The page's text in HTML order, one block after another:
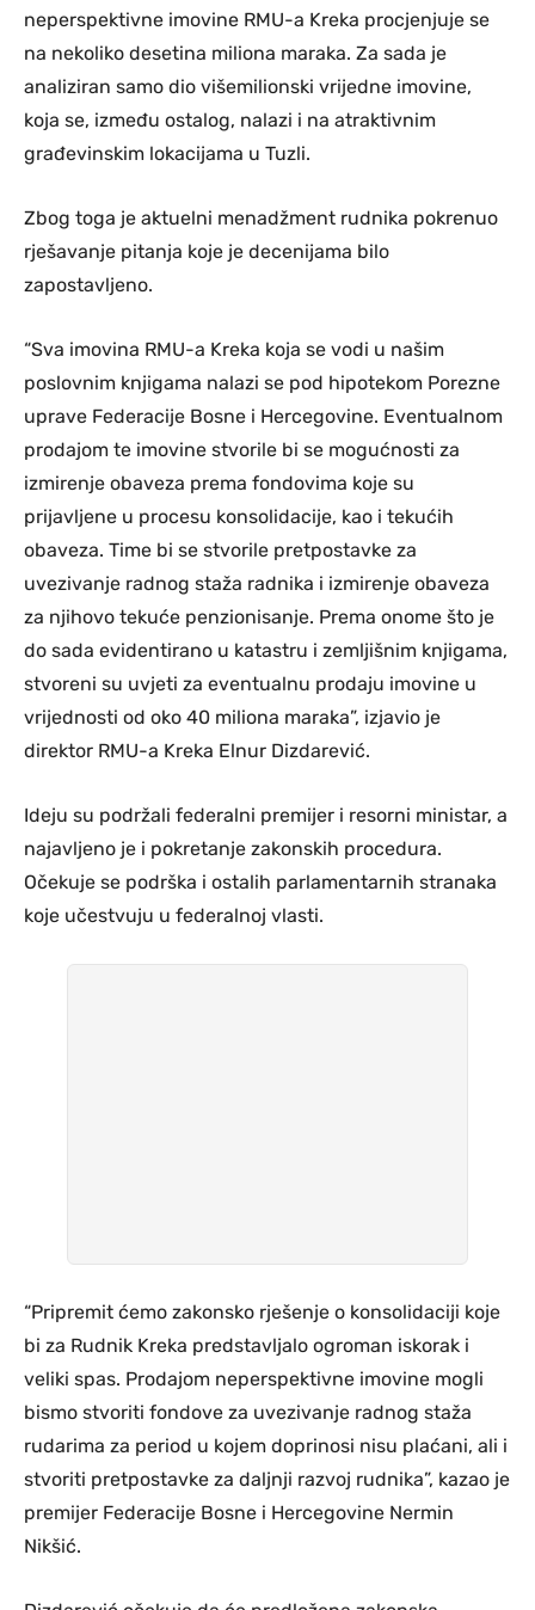
neperspektivne imovine RMU-a Kreka procjenjuje se
na nekoliko desetina miliona maraka. Za sada je
analiziran samo dio višemilionski vrijedne imovine,
koja se, između ostalog, nalazi i na atraktivnim
građevinskim lokacijama u Tuzli.
Zbog toga je aktuelni menadžment rudnika pokrenuo
rješavanje pitanja koje je decenijama bilo
zapostavljeno.
“Sva imovina RMU-a Kreka koja se vodi u našim
poslovnim knjigama nalazi se pod hipotekom Porezne
uprave Federacije Bosne i Hercegovine. Eventualnom
prodajom te imovine stvorile bi se mogućnosti za
izmirenje obaveza prema fondovima koje su
prijavljene u procesu konsolidacije, kao i tekućih
obaveza. Time bi se stvorile pretpostavke za
uvezivanje radnog staža radnika i izmirenje obaveza
za njihovo tekuće penzionisanje. Prema onome što je
do sada evidentirano u katastru i zemljišnim knjigama,
stvoreni su uvjeti za eventualnu prodaju imovine u
vrijednosti od oko 40 miliona maraka”, izjavio je
direktor RMU-a Kreka Elnur Dizdarević.
Ideju su podržali federalni premijer i resorni ministar, a
najavljeno je i pokretanje zakonskih procedura.
Očekuje se podrška i ostalih parlamentarnih stranaka
koje učestvuju u federalnoj vlasti.
“Pripremit ćemo zakonsko rješenje o konsolidaciji koje
bi za Rudnik Kreka predstavljalo ogroman iskorak i
veliki spas. Prodajom neperspektivne imovine mogli
bismo stvoriti fondove za uvezivanje radnog staža
rudarima za period u kojem doprinosi nisu plaćani, ali i
stvoriti pretpostavke za daljnji razvoj rudnika”, kazao je
premijer Federacije Bosne i Hercegovine Nermin
Nikšić.